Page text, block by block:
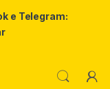
e Telegram: